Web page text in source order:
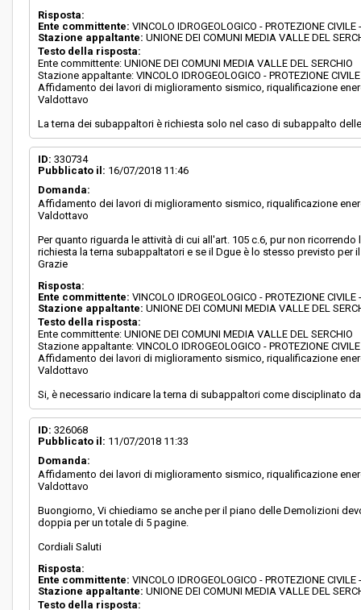
Risposta:
Ente committente: VINCOLO IDROGEOLOGICO - PROTEZIONE
Stazione appaltante: UNIONE DEI COMUNI MEDIA VALLE DEL
Testo della risposta:
Ente committente: UNIONE DEI COMUNI MEDIA VALLE DEL SERCHIO
Stazione appaltante: VINCOLO IDROGEOLOGICO - PROTEZIONE
Affidamento dei lavori di miglioramento sismico, riqualificazione
Valdottavo
La terna dei subappaltori è richiesta solo nel caso di subappalto
ID: 330734
Pubblicato il: 16/07/2018 11:46
Domanda:
Affidamento dei lavori di miglioramento sismico, riqualificazione
Valdottavo
Per quanto riguarda le attività di cui all'art. 105 c.6, pur non
richiesta la terna subappaltatori e se il Dgue è lo stesso previsto per
Grazie
Risposta:
Ente committente: VINCOLO IDROGEOLOGICO - PROTEZIONE
Stazione appaltante: UNIONE DEI COMUNI MEDIA VALLE DEL
Testo della risposta:
Ente committente: UNIONE DEI COMUNI MEDIA VALLE DEL SERCHIO
Stazione appaltante: VINCOLO IDROGEOLOGICO - PROTEZIONE
Affidamento dei lavori di miglioramento sismico, riqualificazione
Valdottavo
Si, è necessario indicare la terna di subappaltori come disciplinato
ID: 326068
Pubblicato il: 11/07/2018 11:33
Domanda:
Affidamento dei lavori di miglioramento sismico, riqualificazione
Valdottavo
Buongiorno, Vi chiediamo se anche per il piano delle Demolizioni
doppia per un totale di 5 pagine.
Cordiali Saluti
Risposta:
Ente committente: VINCOLO IDROGEOLOGICO - PROTEZIONE
Stazione appaltante: UNIONE DEI COMUNI MEDIA VALLE DEL
Testo della risposta: